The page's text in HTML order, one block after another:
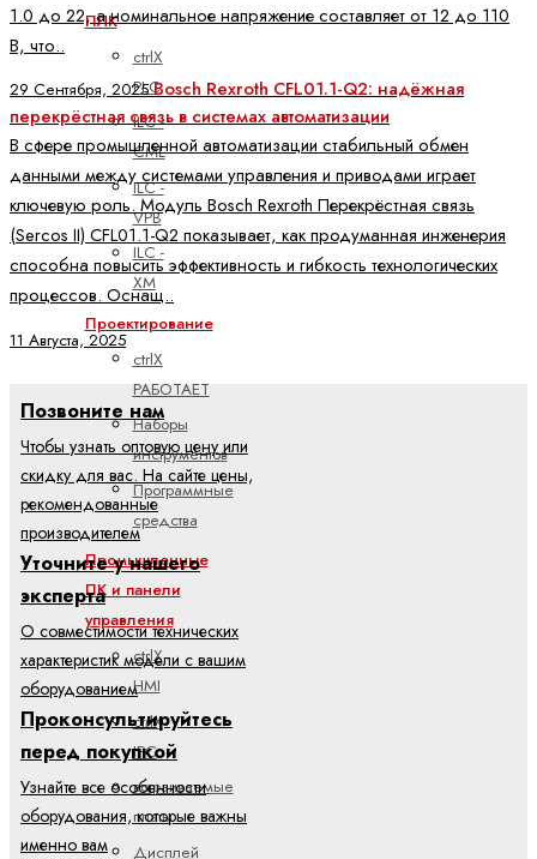
ПЛК
ctrlX
PLC
ILC -
CML
ILC -
VPB
ILC -
XM
Проектирование
ctrlX
РАБОТАЕТ
Наборы
инструментов
Программные
средства
Промышленные
ПК и панели
управления
ctrlX
HMI
ctrlX
IPC
встраиваемые
платы
Дисплей
1.0 до 22, а номинальное напряжение составляет от 12 до 110
В, что..
29 Сентября, 2025Bosch Rexroth CFL01.1-Q2: надёжная
перекрёстная связь в системах автоматизации
В сфере промышленной автоматизации стабильный обмен
данными между системами управления и приводами играет
ключевую роль. Модуль Bosch Rexroth Перекрёстная связь
(Sercos II) CFL01.1-Q2 показывает, как продуманная инженерия
способна повысить эффективность и гибкость технологических
процессов. Оснащ..
11 Августа, 2025
Позвоните нам
Чтобы узнать оптовую цену или
скидку для вас. На сайте цены,
рекомендованные
производителем
Уточните у нашего
эксперта
О совместимости технических
характеристик модели с вашим
оборудованием
Проконсультируйтесь
перед покупкой
Узнайте все особенности
оборудования, которые важны
именно вам